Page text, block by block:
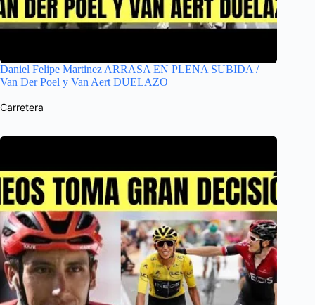
Daniel Felipe Martinez ARRASA EN PLENA SUBIDA /
Van Der Poel y Van Aert DUELAZO
Carretera